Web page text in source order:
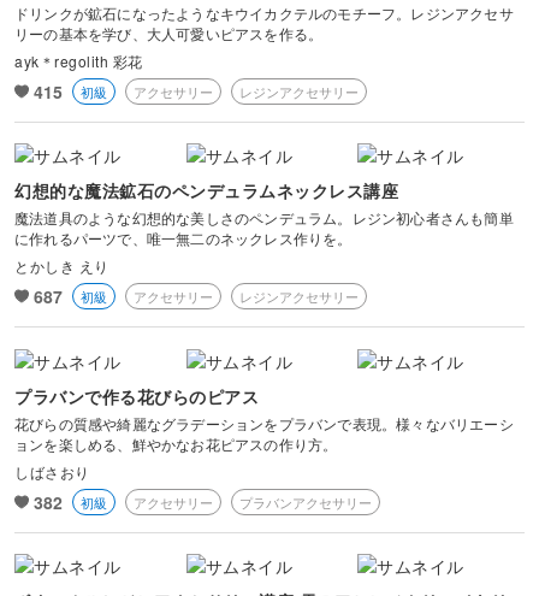
ドリンクが鉱石になったようなキウイカクテルのモチーフ。レジンアクセサ
リーの基本を学び、大人可愛いピアスを作る。
ayk＊regolith 彩花
415 初級 アクセサリー レジンアクセサリー
幻想的な魔法鉱石のペンデュラムネックレス講座
魔法道具のような幻想的な美しさのペンデュラム。レジン初心者さんも簡単
に作れるパーツで、唯一無二のネックレス作りを。
とかしき えり
687 初級 アクセサリー レジンアクセサリー
プラバンで作る花びらのピアス
花びらの質感や綺麗なグラデーションをプラバンで表現。様々なバリエーシ
ョンを楽しめる、鮮やかなお花ピアスの作り方。
しばさおり
382 初級 アクセサリー プラバンアクセサリー